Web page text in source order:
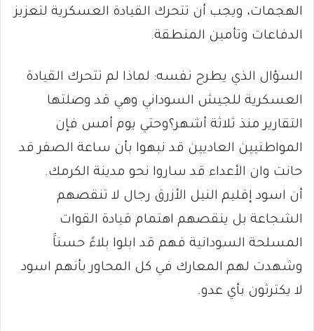
الهجمات، ويجب أن تتحرك القيادة العسكرية لتعزيز
الدفاعات وتأمين المنطقة.
السؤال الذي يطرح نفسه: لماذا لم تتحرك القيادة
العسكرية للجيش السوداني وهي قد وصلتها
التقارير منذ ثلاثة أشهر؟وحتي يوم أمس فإن
المواطنيين العاديين قد نبهوا بأن ساعة الصفر قد
حانت وان الأعداء قد ساروا نحو مدينة الكرمك.
أن اسود إقليم النيل الأزرق رجال لا تنقصهم
الشجاعة بل ينقصهم اهتمام قيادة القوات
المسلحة السودانية فهم قد ابلوا بلاءََ حسناََ
وشهدت لهم المعارك في كل المحاور بأنهم اسود
لا يكترثون بأي عدو.